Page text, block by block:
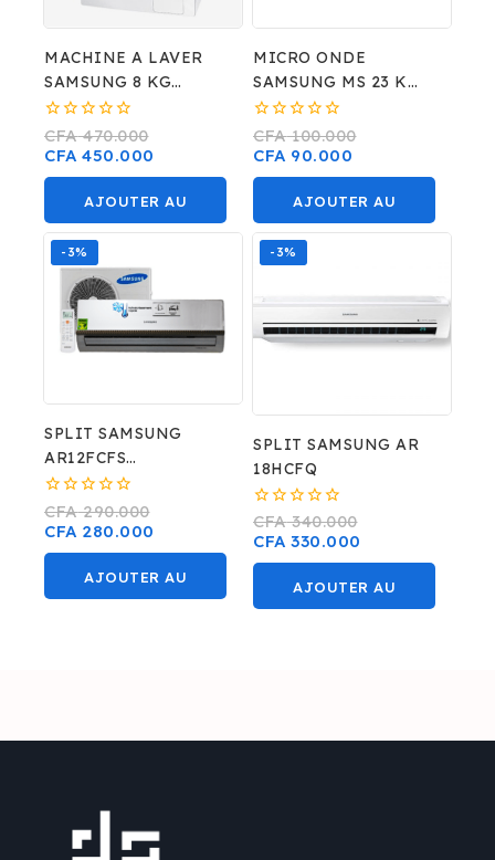
MACHINE A LAVER
SAMSUNG 8 KG
WD80J6410AW/EF
0
sur
5
CFA470.000
CFA 450.000
AJOUTER AU
PANIER
MICRO ONDE
SAMSUNG MS 23 K
3513 AW/23L
0
sur
5
CFA100.000
CFA 90.000
AJOUTER AU
PANIER
-3%
SPLIT SAMSUNG
AR12FCFS
MAX/AR3000
0
sur
5
CFA290.000
CFA 280.000
AJOUTER AU
-3%
SPLIT SAMSUNG AR
18HCFQ
0
sur
5
CFA340.000
CFA 330.000
AJOUTER AU